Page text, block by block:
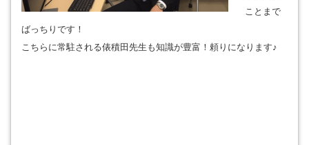
ことまで
ばっちりです！
こちらに常駐される俵積田先生も知識が豊富！頼りになります♪